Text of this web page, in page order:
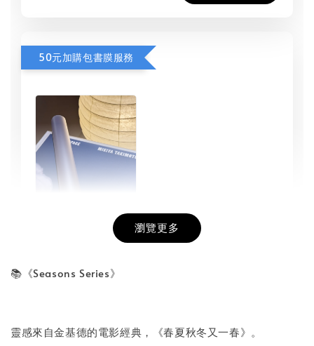
50元加購包書膜服務
NT$ 50
-
加入購物車
瀏覽更多
📚《Seasons Series》
靈感來自金基德的電影經典，《春夏秋冬又一春》。